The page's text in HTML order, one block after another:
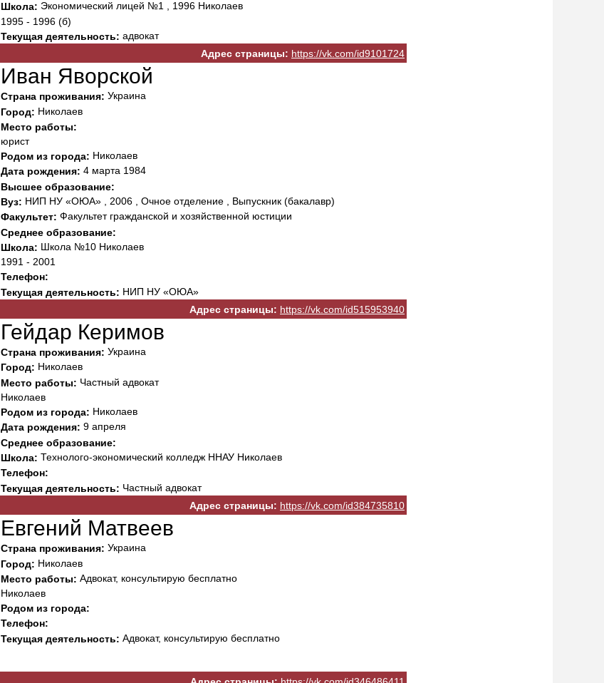
Школа: Экономический лицей №1 , 1996 Николаев
1995 - 1996 (б)
Текущая деятельность: адвокат
Адрес страницы: https://vk.com/id9101724
Иван Яворской
Страна проживания: Украина
Город: Николаев
Место работы:
юрист
Родом из города: Николаев
Дата рождения: 4 марта 1984
Высшее образование:
Вуз: НИП НУ «ОЮА» , 2006 , Очное отделение , Выпускник (бакалавр)
Факультет: Факультет гражданской и хозяйственной юстиции
Среднее образование:
Школа: Школа №10 Николаев
1991 - 2001
Телефон:
Текущая деятельность: НИП НУ «ОЮА»
Адрес страницы: https://vk.com/id515953940
Гейдар Керимов
Страна проживания: Украина
Город: Николаев
Место работы: Частный адвокат
Николаев
Родом из города: Николаев
Дата рождения: 9 апреля
Среднее образование:
Школа: Технолого-экономический колледж ННАУ Николаев
Телефон:
Текущая деятельность: Частный адвокат
Адрес страницы: https://vk.com/id384735810
Евгений Матвеев
Страна проживания: Украина
Город: Николаев
Место работы: Адвокат, консультирую бесплатно
Николаев
Родом из города:
Телефон:
Текущая деятельность: Адвокат, консультирую бесплатно